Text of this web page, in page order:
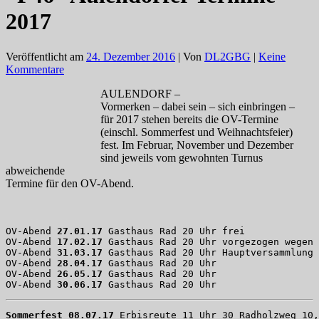
2017
Veröffentlicht am 24. Dezember 2016 | Von DL2GBG | Keine
Kommentare
AULENDORF –
Vormerken – dabei sein – sich einbringen –
für 2017 stehen bereits die OV-Termine
(einschl. Sommerfest und Weihnachtsfeier)
fest. Im Februar, November und Dezember
sind jeweils vom gewohnten Turnus
abweichende
Termine für den OV-Abend.
OV-Abend 27.01.17 Gasthaus Rad 20 Uhr frei
OV-Abend 17.02.17 Gasthaus Rad 20 Uhr vorgezogen wegen
OV-Abend 31.03.17 Gasthaus Rad 20 Uhr
OV-Abend 28.04.17 Gasthaus Rad 20 Uhr
OV-Abend 26.05.17 Gasthaus Rad 20 Uhr
OV-Abend 30.06.17 Gasthaus Rad 20 Uhr
Sommerfest 08.07.17 Erbisreute 11 Uhr 30 Radholzweg